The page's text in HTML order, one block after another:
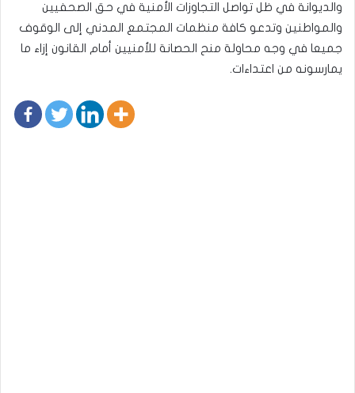
والديوانة في ظل تواصل التجاوزات الأمنية في حق الصحفيين
والمواطنين وتدعو كافة منظمات المجتمع المدني إلى الوقوف
جميعا في وجه محاولة منح الحصانة للأمنيين أمام القانون إزاء ما
يمارسونه من اعتداءات.